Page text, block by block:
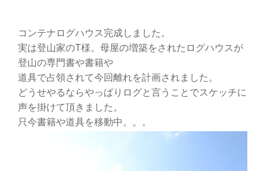
コンテナログハウス完成しました。
実は登山家のT様。母屋の増築をされたログハウスが
登山の専門書や書籍や
道具で占領されて今回離れを計画されました。
どうせやるならやっぱりログと言うことでスケッチに
声を掛けて頂きました。
只今書籍や道具を移動中。。。